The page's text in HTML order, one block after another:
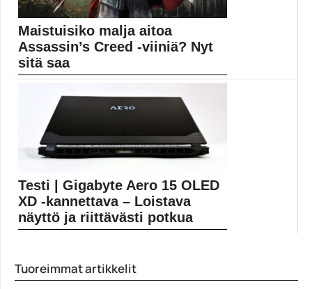
Maistuisiko malja aitoa
Assassin’s Creed -viiniä? Nyt
sitä saa
Assassin’s Creed -brändättyjä...
Testi | Gigabyte Aero 15 OLED
XD -kannettava – Loistava
näyttö ja riittävästi potkua
4K
Tuoreimmat artikkelit